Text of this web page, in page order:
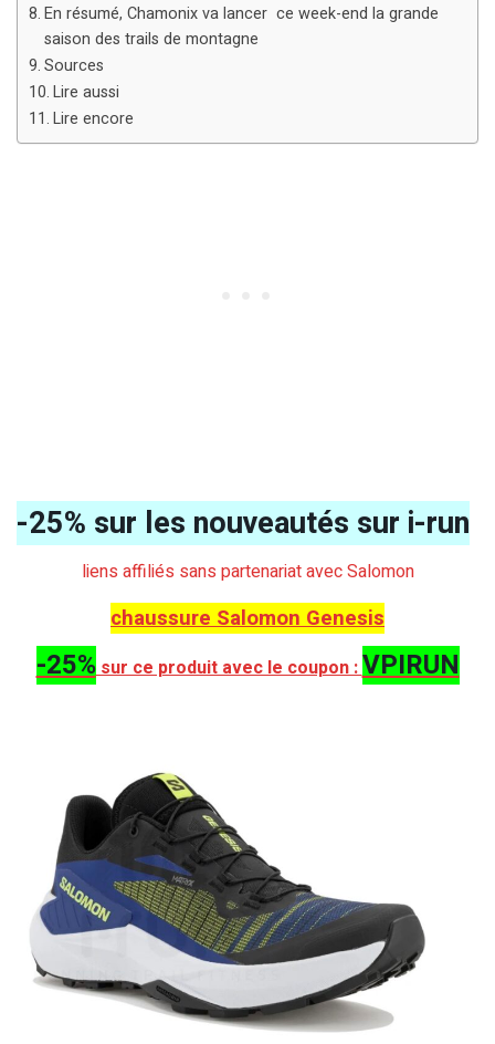
En résumé, Chamonix va lancer ce week-end la grande
saison des trails de montagne
Sources
Lire aussi
Lire encore
-25% sur les nouveautés sur i-run
liens affiliés sans partenariat avec Salomon
chaussure Salomon Genesis
-25%sur ce produit avec le coupon :VPIRUN